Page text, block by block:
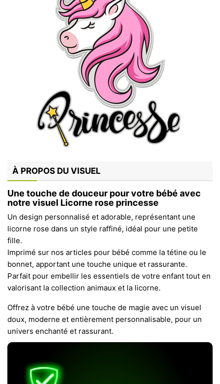
À PROPOS DU VISUEL
Une touche de douceur pour votre bébé avec
notre visuel Licorne rose princesse
Un design personnalisé et adorable, représentant une
licorne rose dans un style raffiné, idéal pour une petite
fille.
Imprimé sur nos articles pour bébé comme la tétine ou le
bonnet, apportant une touche unique et rassurante.
Parfait pour embellir les essentiels de votre enfant tout en
valorisant la collection animaux et la licorne.
Offrez à votre bébé une touche de magie avec un visuel
doux, moderne et entièrement personnalisable, pour un
univers enchanté et rassurant.